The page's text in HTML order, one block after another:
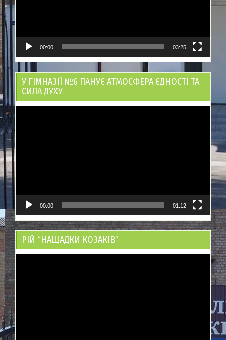
00:00 03:25
У ГІМНАЗІЇ №6 ПАНУЄ АТМОСФЕРА ЄДНОСТІ ТА
СИЛА ДУХУ
00:00 01:12
РІЙ “НАЩАДКИ КОЗАКІВ”